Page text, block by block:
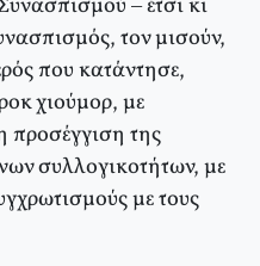
τον μισούν,
που κατάντησε,
χιούμορ, με
προσέγγιση της
συλλογικοτήτων, με
με τους